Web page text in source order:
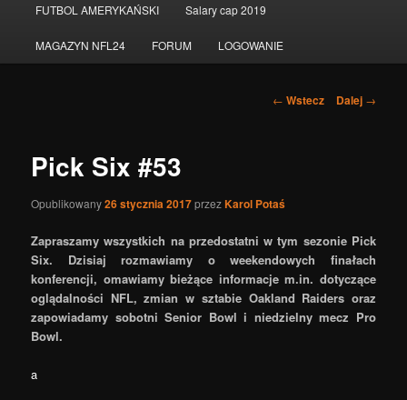
do
tekstu
FUTBOL AMERYKAŃSKI Salary cap 2019
MAGAZYN NFL24 FORUM LOGOWANIE
Nawigacja
← Wstecz Dalej →
Pick Six #53
Opublikowany26 stycznia 2017przezKarol Potaś
Zapraszamy wszystkich na przedostatni w tym sezonie Pick
Six. Dzisiaj rozmawiamy o weekendowych finałach
konferencji, omawiamy bieżące informacje m.in. dotyczące
oglądalności NFL, zmian w sztabie Oakland Raiders oraz
zapowiadamy sobotni Senior Bowl i niedzielny mecz Pro
Bowl.
a